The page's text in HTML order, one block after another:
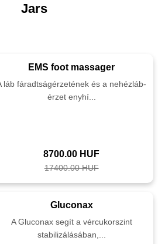
Jars
EMS foot massager
láb fáradtságérzetének és a nehézláb-
érzet enyhí...
8700.00 HUF
17400.00 HUF
Gluconax
A Gluconax segít a vércukorszint
stabilizálásában,...